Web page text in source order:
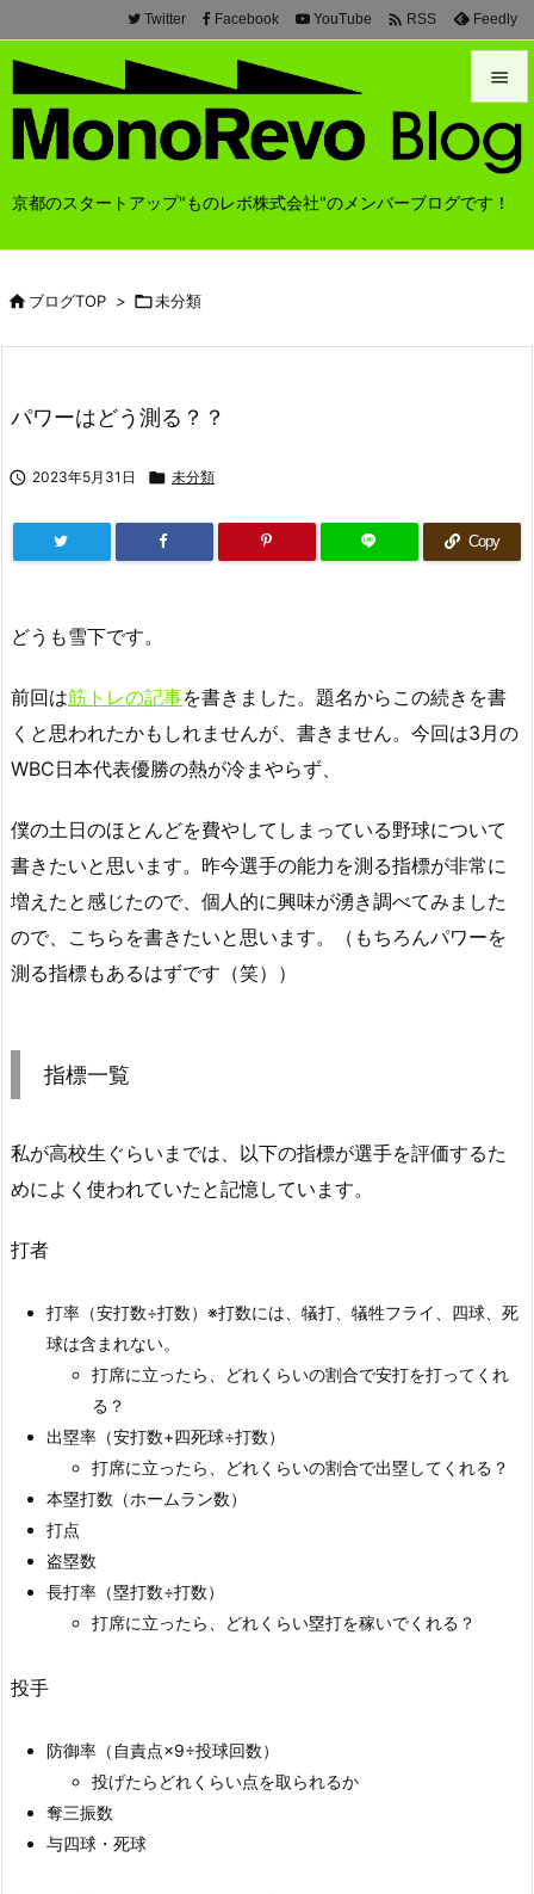
京都のスタートアップ"ものレボ株式会社"のメンバーブログです！


メニュ
前へ

Twitter Facebook YouTube  RSS Feedly
ブログTOP > 未分類
パワーはどう測る？？
 2023年5月31日  未分類
Copy
どうも雪下です。
前回は筋トレの記事を書きました。題名からこの続きを書
くと思われたかもしれませんが、書きません。今回は3月の
WBC日本代表優勝の熱が冷まやらず、
僕の土日のほとんどを費やしてしまっている野球について
書きたいと思います。昨今選手の能力を測る指標が非常に
増えたと感じたので、個人的に興味が湧き調べてみました
ので、こちらを書きたいと思います。（もちろんパワーを
測る指標もあるはずです（笑））
指標一覧
私が高校生ぐらいまでは、以下の指標が選手を評価するた
めによく使われていたと記憶しています。
打者
打率（安打数÷打数）※打数には、犠打、犠牲フライ、四球、死
球は含まれない。
打席に立ったら、どれくらいの割合で安打を打ってくれ
る？
出塁率（安打数+四死球÷打数）
打席に立ったら、どれくらいの割合で出塁してくれる？
本塁打数（ホームラン数）
打点
盗塁数
長打率（塁打数÷打数）
打席に立ったら、どれくらい塁打を稼いでくれる？
投手
防御率（自責点×9÷投球回数）
投げたらどれくらい点を取られるか
奪三振数
与四球・死球